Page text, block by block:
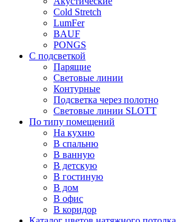
Cold Stretch
LumFer
BAUF
PONGS
С подсветкой
Парящие
Световые линии
Контурные
Подсветка через полотно
Световые линии SLOTT
По типу помещений
На кухню
В спальню
В ванную
В детскую
В гостиную
В дом
В офис
В коридор